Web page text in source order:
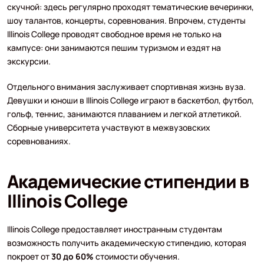
скучной: здесь регулярно проходят тематические вечеринки,
шоу талантов, концерты, соревнования. Впрочем, студенты
Illinois College проводят свободное время не только на
кампусе: они занимаются пешим туризмом и ездят на
экскурсии.
Отдельного внимания заслуживает спортивная жизнь вуза.
Девушки и юноши в Illinois College играют в баскетбол, футбол,
гольф, теннис, занимаются плаванием и легкой атлетикой.
Сборные университета участвуют в межвузовских
соревнованиях.
Академические стипендии в
Illinois College
Illinois College предоставляет иностранным студентам
возможность получить академическую стипендию, которая
покроет от30 до 60% стоимости обучения.